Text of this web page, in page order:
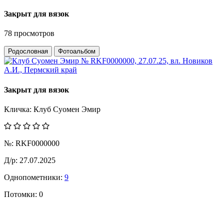
Закрыт для вязок
78 просмотров
Родословная Фотоальбом
Закрыт для вязок
Кличка: Клуб Суомен Эмир
№: RKF0000000
Д/р: 27.07.2025
Однопометники: 9
Потомки: 0